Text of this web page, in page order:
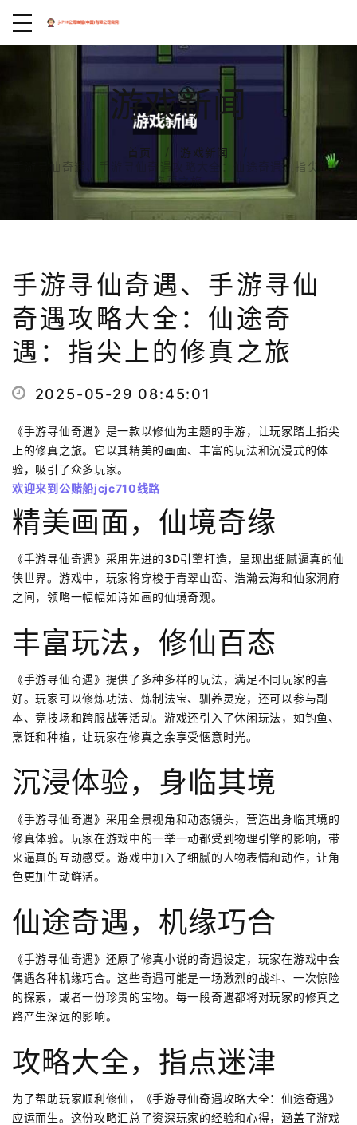
游戏新闻
首页
游戏新闻
手游寻仙奇遇、手游寻仙奇遇攻略大全：仙途奇遇：指尖上的
修真之旅
手游寻仙奇遇、手游寻仙
奇遇攻略大全：仙途奇
遇：指尖上的修真之旅
2025-05-29 08:45:01
《手游寻仙奇遇》是一款以修仙为主题的手游，让玩家踏上指尖
上的修真之旅。它以其精美的画面、丰富的玩法和沉浸式的体
验，吸引了众多玩家。
欢迎来到公赌船jcjc710线路
精美画面，仙境奇缘
《手游寻仙奇遇》采用先进的3D引擎打造，呈现出细腻逼真的仙
侠世界。游戏中，玩家将穿梭于青翠山峦、浩瀚云海和仙家洞府
之间，领略一幅幅如诗如画的仙境奇观。
丰富玩法，修仙百态
《手游寻仙奇遇》提供了多种多样的玩法，满足不同玩家的喜
好。玩家可以修炼功法、炼制法宝、驯养灵宠，还可以参与副
本、竞技场和跨服战等活动。游戏还引入了休闲玩法，如钓鱼、
烹饪和种植，让玩家在修真之余享受惬意时光。
沉浸体验，身临其境
《手游寻仙奇遇》采用全景视角和动态镜头，营造出身临其境的
修真体验。玩家在游戏中的一举一动都受到物理引擎的影响，带
来逼真的互动感受。游戏中加入了细腻的人物表情和动作，让角
色更加生动鲜活。
仙途奇遇，机缘巧合
《手游寻仙奇遇》还原了修真小说的奇遇设定，玩家在游戏中会
偶遇各种机缘巧合。这些奇遇可能是一场激烈的战斗、一次惊险
的探索，或者一份珍贵的宝物。每一段奇遇都将对玩家的修真之
路产生深远的影响。
攻略大全，指点迷津
为了帮助玩家顺利修仙，《手游寻仙奇遇攻略大全：仙途奇遇》
应运而生。这份攻略汇总了资深玩家的经验和心得，涵盖了游戏